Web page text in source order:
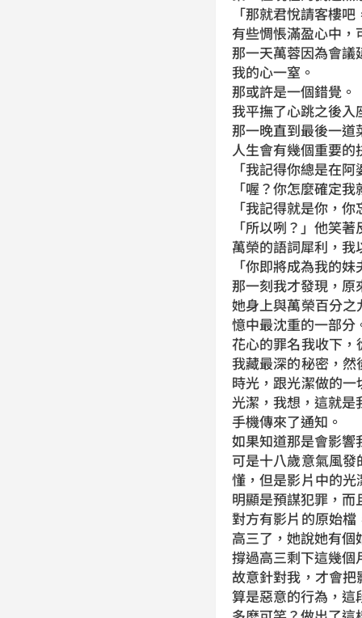
「那就君悅請客樓吧
有些惆悵滿盈心中，
那一天萬蓉因為會議
我的心一窒。
那或許是一個錯覺。
我平撫了心跳之後入
那一晚直到最後一道
人生會有幾個重要
「我記得你總是在
「喔？你怎麼確定我
「我記得就是你，你
「所以咧？」他笑著
萬榮的語詞犀利，我
「你即將成為我的
那一刻我才發現，原
她身上與萬榮百分
憶中最沈重的一部分
花心的罪名我收下
我藏最深的秘密，
時光，跟光潔做的
光潔，我想，這就是
手機傳來了通知。
如果知道那是會影響
可是十八歲意氣風
懂，但是影片中的
明顯是預謀犯罪，而
對方有影片的原始
高三了，她說她有個
撐過高三剩下這幾個
故意針對我，才會
算是惡意的行為，這